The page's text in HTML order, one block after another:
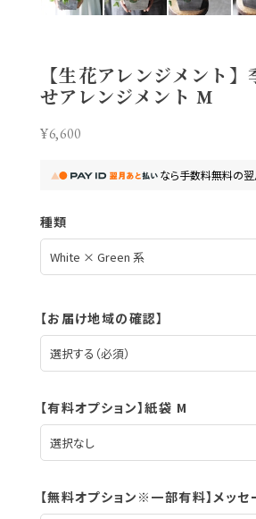
【生花アレンジメント
せアレンジメント M
¥6,600
なら手数料無料の
種類
【お届け地域の確認】
【有料オプション】紙袋 M
【無料オプション※一部有料】メッセ